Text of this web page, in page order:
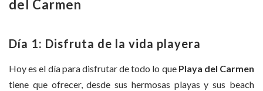
del Carmen
Día 1: Disfruta de la vida playera
Hoy es el día para disfrutar de todo lo que Playa del Carmen
tiene que ofrecer, desde sus hermosas playas y sus beach